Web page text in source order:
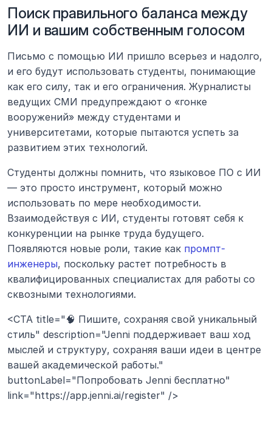
Поиск правильного баланса между
ИИ и вашим собственным голосом
Письмо с помощью ИИ пришло всерьез и надолго,
и его будут использовать студенты, понимающие
как его силу, так и его ограничения. Журналисты
ведущих СМИ предупреждают о «гонке
вооружений» между студентами и
университетами, которые пытаются успеть за
развитием этих технологий.
Студенты должны помнить, что языковое ПО с ИИ
— это просто инструмент, который можно
использовать по мере необходимости.
Взаимодействуя с ИИ, студенты готовят себя к
конкуренции на рынке труда будущего.
Появляются новые роли, такие как промпт-
инженеры, поскольку растет потребность в
квалифицированных специалистах для работы со
сквозными технологиями.
<CTA title="🧠 Пишите, сохраняя свой уникальный
стиль" description="Jenni поддерживает ваш ход
мыслей и структуру, сохраняя ваши идеи в центре
вашей академической работы."
buttonLabel="Попробовать Jenni бесплатно"
link="https://app.jenni.ai/register" />